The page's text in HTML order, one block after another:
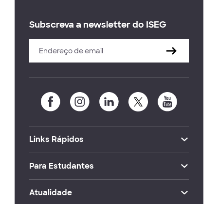
Subscreva a newsletter do ISEG
Links Rápidos
Para Estudantes
Atualidade